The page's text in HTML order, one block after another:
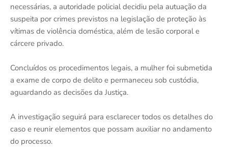
necessárias, a autoridade policial decidiu pela autuação da
suspeita por crimes previstos na legislação de proteção às
vítimas de violência doméstica, além de lesão corporal e
cárcere privado.
Concluídos os procedimentos legais, a mulher foi submetida
a exame de corpo de delito e permaneceu sob custódia,
aguardando as decisões da Justiça.
A investigação seguirá para esclarecer todos os detalhes do
caso e reunir elementos que possam auxiliar no andamento
do processo.